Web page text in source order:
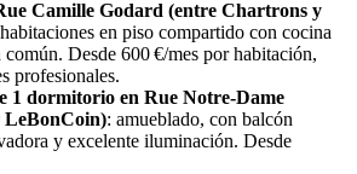
Camille Godard (entre Chartrons y
en piso compartido con cocina
Desde 600 €/mes por habitación,
profesionales.
1 dormitorio en Rue Notre-Dame
LeBonCoin): amueblado, con balcón
y excelente iluminación. Desde